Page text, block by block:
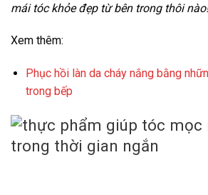
mái tóc khỏe đẹp từ bên trong thôi nào!
Xem thêm:
Phục hồi làn da cháy nắng bằng
trong bếp